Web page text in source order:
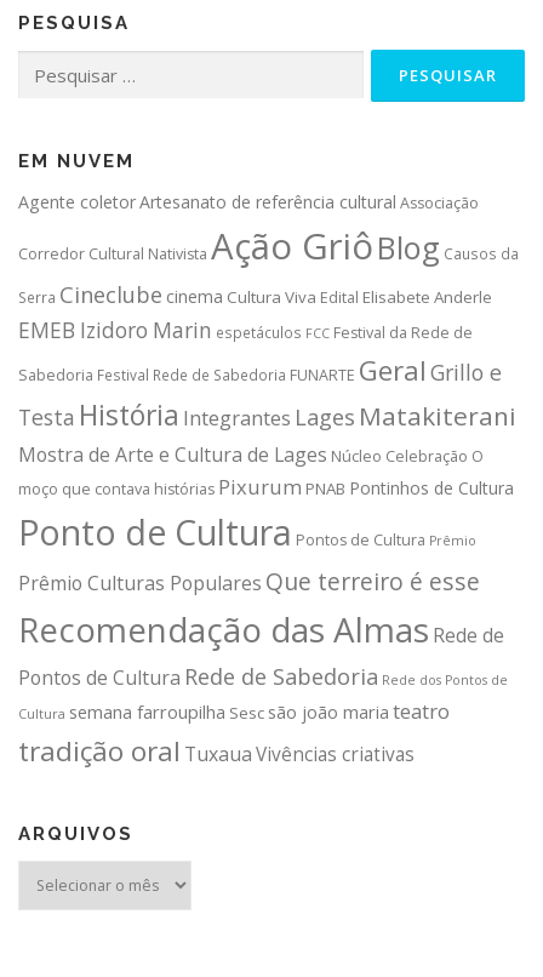
PESQUISA
por:
EM NUVEM
Agente coletorArtesanato de referência cultural Associação
Corredor Cultural Nativista Ação GriôBlog Causos da
Serra Cineclube cinema Cultura Viva Edital Elisabete Anderle
EMEB Izidoro Marin espetáculos FCC Festival da Rede de
Sabedoria Festival Rede de Sabedoria FUNARTE Geral Grillo e
Testa História Integrantes Lages Matakiterani
Mostra de Arte e Cultura de Lages Núcleo Celebração O
moço que contava histórias Pixurum PNAB Pontinhos de Cultura
Ponto de Cultura Pontos de Cultura Prêmio
Prêmio Culturas Populares Que terreiro é esse
Recomendação das Almas Rede de
Pontos de Cultura Rede de Sabedoria Rede dos Pontos de
Cultura semana farroupilha Sesc são joão maria teatro
tradição oral TuxauaVivências criativas
ARQUIVOS